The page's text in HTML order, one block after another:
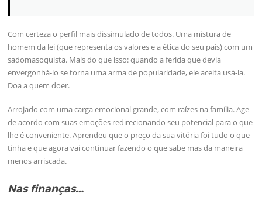
Com certeza o perfil mais dissimulado de todos. Uma mistura de
homem da lei (que representa os valores e a ética do seu país) com um
sadomasoquista. Mais do que isso: quando a ferida que devia
envergonhá-lo se torna uma arma de popularidade, ele aceita usá-la.
Doa a quem doer.
Arrojado com uma carga emocional grande, com raízes na família. Age
de acordo com suas emoções redirecionando seu potencial para o que
lhe é conveniente. Aprendeu que o preço da sua vitória foi tudo o que
tinha e que agora vai continuar fazendo o que sabe mas da maneira
menos arriscada.
Nas finanças…